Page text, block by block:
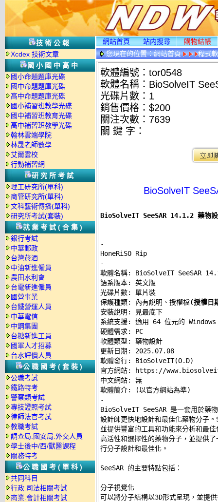
技術公報
Xcdex 技術文章
國小國中高中
國小命題題庫光碟
國中命題題庫光碟
高中命題題庫光碟
國小補習班教學光碟
國中補習班教育光碟
高中補習班教學光碟
翰林雲端學院
林晟老師數學
艾爾雲校
行動補習網
研究所考試
理工研究所(單科)
商管研究所(單科)
文科藝術傳播(單科)
研究所考試(套裝)
就業考試(合集)
銀行考試
中華郵政
台灣菸酒
中油新進僱員
農田水利會
台電新進僱員
國營事業
台鐵營運人員
中華電信
中鋼集團
台糖新進工員
國軍人才招募
台水評價人員
公職國考(套裝)
公職考試
鐵路特考
警察類考試
專技證照考試
律師法官考試
教職考試
調查局.國安局.外交人員
學士後中/西/獸醫課程
關務特考
公職國考(單科)
共同科目
行政.司法相關考試
商業.會計相關考試
網站首頁 站内搜尋
購物結帳
您現在的位置：網站首頁 程式
軟體編號：tor0548
軟體名稱：BioSolveIT
光碟片數：1
銷售價格：$200
關注次數： 7639
關 鍵 字：
BioSolveIT
BioSolveIT SeeSAR 14.1.2 藥物
-
-
軟體名稱: BioSolveIT SeeSAR
語系版本: 英文版
光碟片數: 單片裝
保護種類: 內有說明、授權檔(授權
安裝說明:
見最底下
系統支援: 適用 64 位元的
硬體需求: PC
軟體類型: 藥物設計
更新日期: 2025.07.08
軟體發行: BioSolveIT(O.D)
官方網站:
https://
中文網站: 無
-
BioSolveIT SeeSAR 是一套用於藥
設計師更快地設計和最佳化藥物分子
並提供豐富的工具和功能來分析和最
高活性和選擇性的藥物分子，並提供
行分子設計和最佳化。
SeeSAR 的主要特點包括：
分子視覺化
可以將分子結構以3D形式呈現，並提